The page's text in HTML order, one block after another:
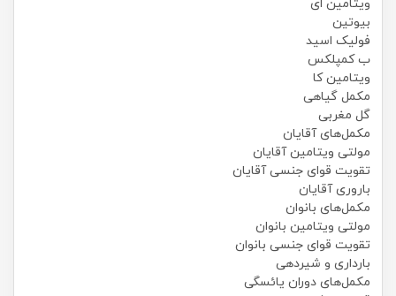
ویتامین ای
بیوتین
فولیک اسید
ب کمپلکس
ویتامین کا
مکمل گیاهی
گل مغربی
مکمل‌های آقایان
مولتی ویتامین آقایان
تقویت قوای جنسی آقایان
باروری آقایان
مکمل‌های بانوان
مولتی ویتامین بانوان
تقویت قوای جنسی بانوان
بارداری و شیردهی
مکمل‌های دوران یائسگی